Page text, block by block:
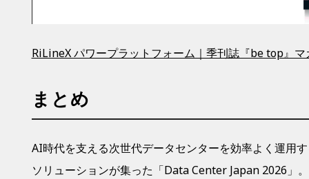
RiLineX パワープラットフォーム｜季刊誌『be top』マ
まとめ
AI時代を支える次世代データセンターを効率よく運用
ソリューションが集った「Data Center Japan 2026」